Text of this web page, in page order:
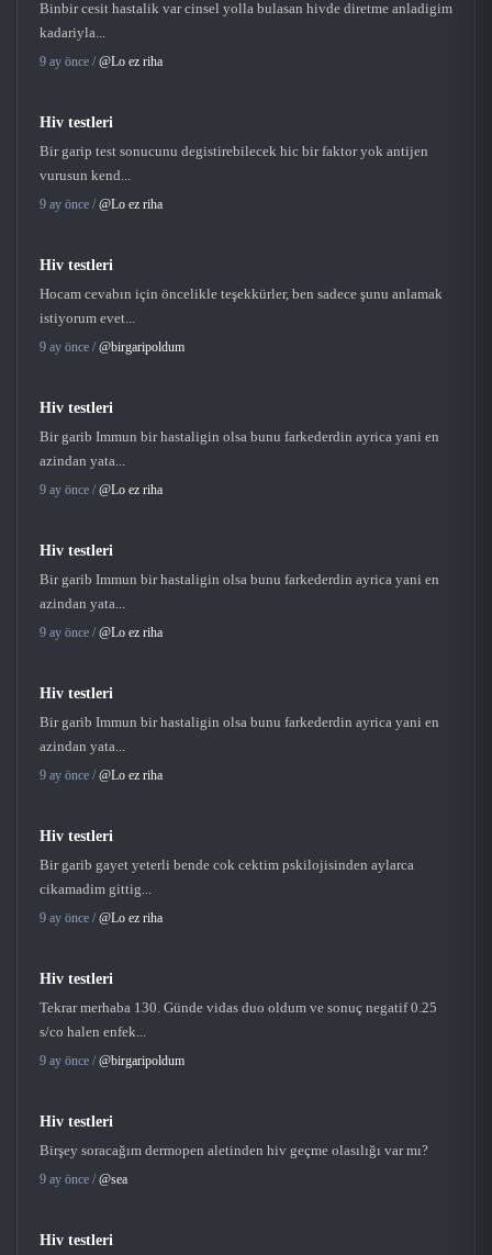
Binbir cesit hastalik var cinsel yolla bulasan hivde diretme anladigim
kadariyla...
9 ay önce / @Lo ez riha
Hiv testleri
Bir garip test sonucunu degistirebilecek hic bir faktor yok antijen
vurusun kend...
9 ay önce / @Lo ez riha
Hiv testleri
Hocam cevabın için öncelikle teşekkürler, ben sadece şunu anlamak
istiyorum evet...
9 ay önce / @birgaripoldum
Hiv testleri
Bir garib Immun bir hastaligin olsa bunu farkederdin ayrica yani en
azindan yata...
9 ay önce / @Lo ez riha
Hiv testleri
Bir garib Immun bir hastaligin olsa bunu farkederdin ayrica yani en
azindan yata...
9 ay önce / @Lo ez riha
Hiv testleri
Bir garib Immun bir hastaligin olsa bunu farkederdin ayrica yani en
azindan yata...
9 ay önce / @Lo ez riha
Hiv testleri
Bir garib gayet yeterli bende cok cektim pskilojisinden aylarca
cikamadim gittig...
9 ay önce / @Lo ez riha
Hiv testleri
Tekrar merhaba 130. Günde vidas duo oldum ve sonuç negatif 0.25
s/co halen enfek...
9 ay önce / @birgaripoldum
Hiv testleri
Birşey soracağım dermopen aletinden hiv geçme olasılığı var mı?
9 ay önce / @sea
Hiv testleri